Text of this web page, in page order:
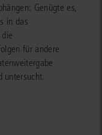
Genügte es,
in das
für andere
untersucht.